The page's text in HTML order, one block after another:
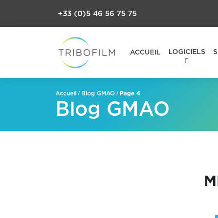
+33 (0)5 46 56 75 75
ACCUEIL LOGICIELS
Accueil / Blog GMAO / Page 4
Blog GMAO